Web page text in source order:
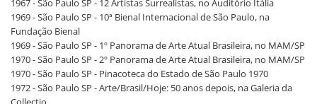
1967 - São Paulo SP - 12 Artistas Surrealistas, no Auditório Itália
1969 - São Paulo SP - 10ª Bienal Internacional de São Paulo, na
Fundação Bienal
1969 - São Paulo SP - 1º Panorama de Arte Atual Brasileira, no MAM/SP
1970 - São Paulo SP - 2º Panorama de Arte Atual Brasileira, no MAM/SP
1970 - São Paulo SP - Pinacoteca do Estado de São Paulo 1970
1972 - São Paulo SP - Arte/Brasil/Hoje: 50 anos depois, na Galeria da